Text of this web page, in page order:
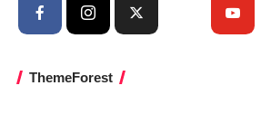
ThemeForest